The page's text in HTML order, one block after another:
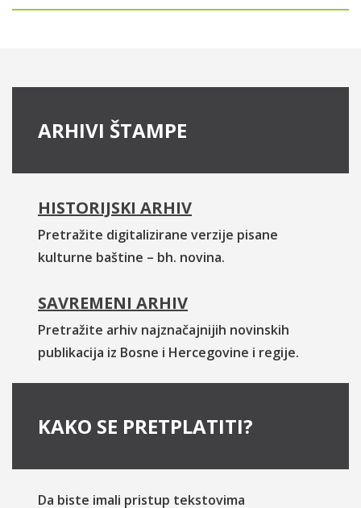
ARHIVI ŠTAMPE
HISTORIJSKI ARHIV
Pretražite digitalizirane verzije pisane
kulturne baštine – bh. novina.
SAVREMENI ARHIV
Pretražite arhiv najznačajnijih novinskih
publikacija iz Bosne i Hercegovine i regije.
KAKO SE PRETPLATITI?
Da biste imali pristup tekstovima